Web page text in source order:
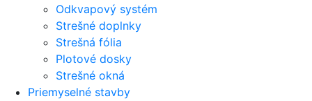
Odkvapový systém
Strešné doplnky
Strešná fólia
Plotové dosky
Strešné okná
Priemyselné stavby